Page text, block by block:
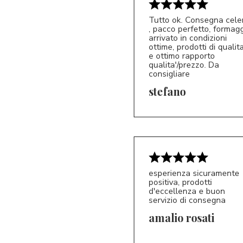
S*
Tutto ok. Consegna
, pacco perfetto,
arrivato in condizioni
ottime, prodotti di
e ottimo rapporto
qualita'/prezzo. Da
consigliare
stefano
esperienza sicuramente
positiva, prodotti
d'eccellenza e buon
servizio di consegna
amalio rosati